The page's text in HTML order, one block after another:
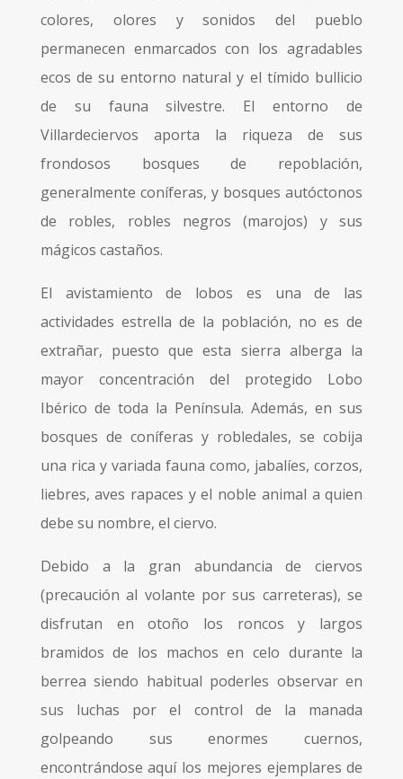
colores, olores y sonidos del pueblo
permanecen enmarcados con los agradables
ecos de su entorno natural y el tímido bullicio
de su fauna silvestre. El entorno de
Villardeciervos aporta la riqueza de sus
frondosos bosques de repoblación,
generalmente coníferas, y bosques autóctonos
de robles, robles negros (marojos) y sus
mágicos castaños.
El avistamiento de lobos es una de las
actividades estrella de la población, no es de
extrañar, puesto que esta sierra alberga la
mayor concentración del protegido Lobo
Ibérico de toda la Península. Además, en sus
bosques de coníferas y robledales, se cobija
una rica y variada fauna como, jabalíes, corzos,
liebres, aves rapaces y el noble animal a quien
debe su nombre, el ciervo.
Debido a la gran abundancia de ciervos
(precaución al volante por sus carreteras), se
disfrutan en otoño los roncos y largos
bramidos de los machos en celo durante la
berrea siendo habitual poderles observar en
sus luchas por el control de la manada
golpeando sus enormes cuernos,
encontrándose aquí los mejores ejemplares de